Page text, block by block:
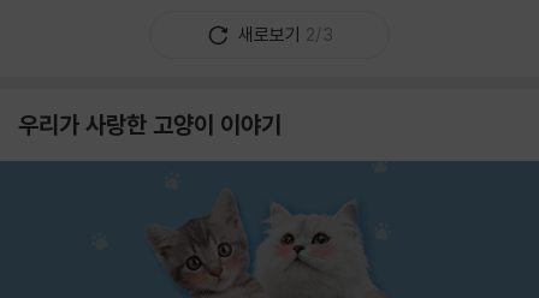
새로보기 2/3
우리가 사랑한 고양이 이야기